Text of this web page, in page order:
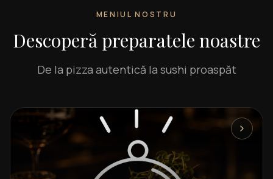
MENIUL NOSTRU
Descoperă preparatele noastre
De la pizza autentică la sushi proaspăt